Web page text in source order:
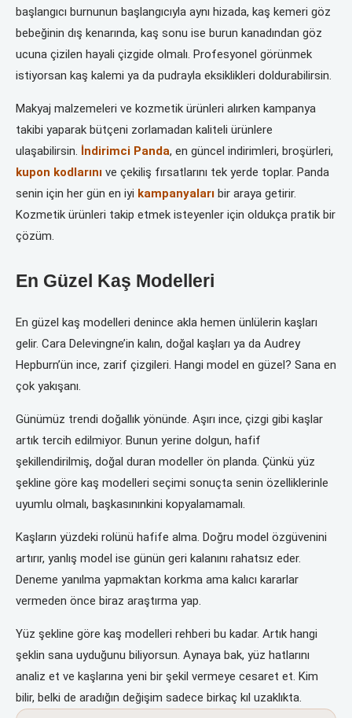
başlangıcı burnunun başlangıcıyla aynı hizada, kaş kemeri göz
bebeğinin dış kenarında, kaş sonu ise burun kanadından göz
ucuna çizilen hayali çizgide olmalı. Profesyonel görünmek
istiyorsan kaş kalemi ya da pudrayla eksiklikleri doldurabilirsin.
Makyaj malzemeleri ve kozmetik ürünleri alırken kampanya
takibi yaparak bütçeni zorlamadan kaliteli ürünlere
ulaşabilirsin. İndirimci Panda, en güncel indirimleri, broşürleri,
kupon kodlarını ve çekiliş fırsatlarını tek yerde toplar. Panda
senin için her gün en iyi kampanyaları bir araya getirir.
Kozmetik ürünleri takip etmek isteyenler için oldukça pratik bir
çözüm.
En Güzel Kaş Modelleri
En güzel kaş modelleri denince akla hemen ünlülerin kaşları
gelir. Cara Delevingne’in kalın, doğal kaşları ya da Audrey
Hepburn’ün ince, zarif çizgileri. Hangi model en güzel? Sana en
çok yakışanı.
Günümüz trendi doğallık yönünde. Aşırı ince, çizgi gibi kaşlar
artık tercih edilmiyor. Bunun yerine dolgun, hafif
şekillendirilmiş, doğal duran modeller ön planda. Çünkü yüz
şekline göre kaş modelleri seçimi sonuçta senin özelliklerinle
uyumlu olmalı, başkasınınkini kopyalamamalı.
Kaşların yüzdeki rolünü hafife alma. Doğru model özgüvenini
artırır, yanlış model ise günün geri kalanını rahatsız eder.
Deneme yanılma yapmaktan korkma ama kalıcı kararlar
vermeden önce biraz araştırma yap.
Yüz şekline göre kaş modelleri rehberi bu kadar. Artık hangi
şeklin sana uyduğunu biliyorsun. Aynaya bak, yüz hatlarını
analiz et ve kaşlarına yeni bir şekil vermeye cesaret et. Kim
bilir, belki de aradığın değişim sadece birkaç kıl uzaklıkta.